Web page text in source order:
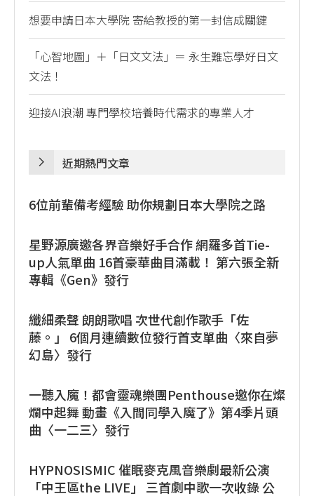
想要申請日本大學院 寄給教授的第一封信成關鍵
「心智地圖」＋「日文文法」＝ 永生難忘學好日文
文法！
迎接AI浪潮 專門學校培養時代需求的專業人才
近期熱門文章
6位前輩備考經驗 助你規劃日本大學院之路
星野源廣邀各界音樂好手合作 網羅多首Tie-
up人氣單曲 16首豪華曲目滿載！ 第六張全新
專輯《Gen》發行
纖細柔聲 朗朗歌唱 次世代創作歌手「佐
藤。」 6個月連續數位發行首支單曲〈來自夢
幻島〉發行
一聽入魔！都會靈魂樂團Penthouse邀你在燦
爛中起舞 動畫《入間同學入魔了》第4季片頭
曲〈一二三〉發行
HYPNOSISMIC 催眠麥克風音樂劇最新公演
「中王區the LIVE」 三首劇中歌一次收錄 公